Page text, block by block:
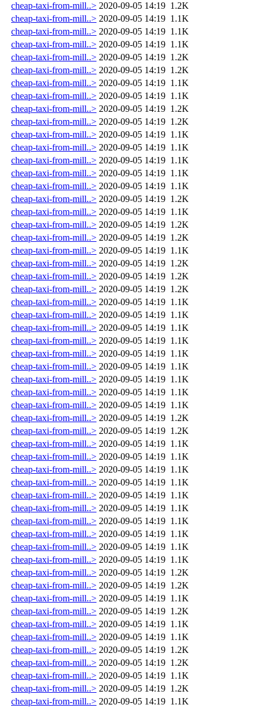
cheap-taxi-from-mill..> 2020-09-05 14:19 1.2K
cheap-taxi-from-mill..> 2020-09-05 14:19 1.1K
cheap-taxi-from-mill..> 2020-09-05 14:19 1.1K
cheap-taxi-from-mill..> 2020-09-05 14:19 1.1K
cheap-taxi-from-mill..> 2020-09-05 14:19 1.2K
cheap-taxi-from-mill..> 2020-09-05 14:19 1.2K
cheap-taxi-from-mill..> 2020-09-05 14:19 1.1K
cheap-taxi-from-mill..> 2020-09-05 14:19 1.1K
cheap-taxi-from-mill..> 2020-09-05 14:19 1.2K
cheap-taxi-from-mill..> 2020-09-05 14:19 1.2K
cheap-taxi-from-mill..> 2020-09-05 14:19 1.1K
cheap-taxi-from-mill..> 2020-09-05 14:19 1.1K
cheap-taxi-from-mill..> 2020-09-05 14:19 1.1K
cheap-taxi-from-mill..> 2020-09-05 14:19 1.1K
cheap-taxi-from-mill..> 2020-09-05 14:19 1.1K
cheap-taxi-from-mill..> 2020-09-05 14:19 1.2K
cheap-taxi-from-mill..> 2020-09-05 14:19 1.1K
cheap-taxi-from-mill..> 2020-09-05 14:19 1.2K
cheap-taxi-from-mill..> 2020-09-05 14:19 1.2K
cheap-taxi-from-mill..> 2020-09-05 14:19 1.1K
cheap-taxi-from-mill..> 2020-09-05 14:19 1.2K
cheap-taxi-from-mill..> 2020-09-05 14:19 1.2K
cheap-taxi-from-mill..> 2020-09-05 14:19 1.2K
cheap-taxi-from-mill..> 2020-09-05 14:19 1.1K
cheap-taxi-from-mill..> 2020-09-05 14:19 1.1K
cheap-taxi-from-mill..> 2020-09-05 14:19 1.1K
cheap-taxi-from-mill..> 2020-09-05 14:19 1.1K
cheap-taxi-from-mill..> 2020-09-05 14:19 1.1K
cheap-taxi-from-mill..> 2020-09-05 14:19 1.1K
cheap-taxi-from-mill..> 2020-09-05 14:19 1.1K
cheap-taxi-from-mill..> 2020-09-05 14:19 1.1K
cheap-taxi-from-mill..> 2020-09-05 14:19 1.1K
cheap-taxi-from-mill..> 2020-09-05 14:19 1.2K
cheap-taxi-from-mill..> 2020-09-05 14:19 1.2K
cheap-taxi-from-mill..> 2020-09-05 14:19 1.1K
cheap-taxi-from-mill..> 2020-09-05 14:19 1.1K
cheap-taxi-from-mill..> 2020-09-05 14:19 1.1K
cheap-taxi-from-mill..> 2020-09-05 14:19 1.1K
cheap-taxi-from-mill..> 2020-09-05 14:19 1.1K
cheap-taxi-from-mill..> 2020-09-05 14:19 1.1K
cheap-taxi-from-mill..> 2020-09-05 14:19 1.1K
cheap-taxi-from-mill..> 2020-09-05 14:19 1.1K
cheap-taxi-from-mill..> 2020-09-05 14:19 1.1K
cheap-taxi-from-mill..> 2020-09-05 14:19 1.1K
cheap-taxi-from-mill..> 2020-09-05 14:19 1.2K
cheap-taxi-from-mill..> 2020-09-05 14:19 1.2K
cheap-taxi-from-mill..> 2020-09-05 14:19 1.1K
cheap-taxi-from-mill..> 2020-09-05 14:19 1.2K
cheap-taxi-from-mill..> 2020-09-05 14:19 1.1K
cheap-taxi-from-mill..> 2020-09-05 14:19 1.1K
cheap-taxi-from-mill..> 2020-09-05 14:19 1.2K
cheap-taxi-from-mill..> 2020-09-05 14:19 1.2K
cheap-taxi-from-mill..> 2020-09-05 14:19 1.1K
cheap-taxi-from-mill..> 2020-09-05 14:19 1.2K
cheap-taxi-from-mill..> 2020-09-05 14:19 1.1K